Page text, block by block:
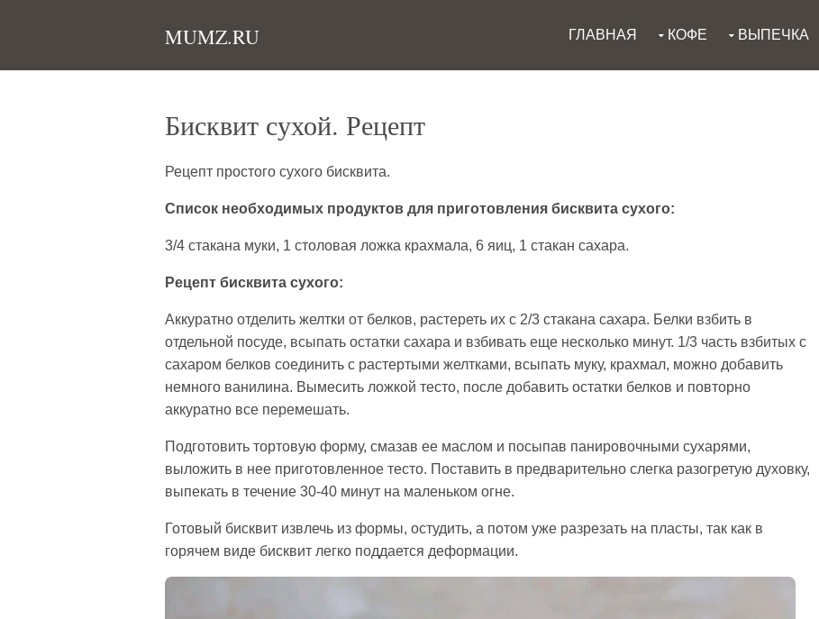
MUMZ.RU ГЛАВНАЯ КОФЕ ВЫПЕЧКА
Бисквит сухой. Рецепт
Рецепт простого сухого бисквита.
Список необходимых продуктов для приготовления бисквита сухого:
3/4 стакана муки, 1 столовая ложка крахмала, 6 яиц, 1 стакан сахара.
Рецепт бисквита сухого:
Аккуратно отделить желтки от белков, растереть их с 2/3 стакана сахара. Белки взбить в
отдельной посуде, всыпать остатки сахара и взбивать еще несколько минут. 1/3 часть взбитых с
сахаром белков соединить с растертыми желтками, всыпать муку, крахмал, можно добавить
немного ванилина. Вымесить ложкой тесто, после добавить остатки белков и повторно
аккуратно все перемешать.
Подготовить тортовую форму, смазав ее маслом и посыпав панировочными сухарями,
выложить в нее приготовленное тесто. Поставить в предварительно слегка разогретую духовку,
выпекать в течение 30-40 минут на маленьком огне.
Готовый бисквит извлечь из формы, остудить, а потом уже разрезать на пласты, так как в
горячем виде бисквит легко поддается деформации.